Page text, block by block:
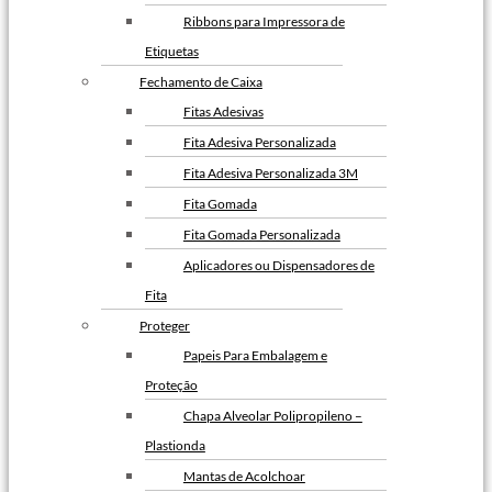
Fita Gomada com Reforço
Fita Gomada
Fabricante de Fita Gomada
Envelope de Segurança
Envelope de Segurança com Lacre
Adesivo
Envelope de Segurança com
Envelope de Segurança com Logo
da Empresa
Envelope de Segurança para
Correios Personalizado
Envelope de segurança para E-
Ribbons para Impressora de
Etiquetas
Fechamento de Caixa
Fitas Adesivas
Fita Adesiva Personalizada
Fita Adesiva Personalizada 3M
Fita Gomada
Fita Gomada Personalizada
Aplicadores ou Dispensadores de
Fita
Proteger
Papeis Para Embalagem e
Proteção
Chapa Alveolar Polipropileno –
Plastionda
Mantas de Acolchoar